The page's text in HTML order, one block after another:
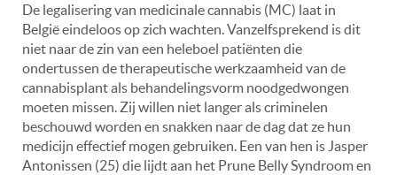
De legalisering van medicinale cannabis (MC) laat in
België eindeloos op zich wachten. Vanzelfsprekend is dit
niet naar de zin van een heleboel patiënten die
ondertussen de therapeutische werkzaamheid van de
cannabisplant als behandelingsvorm noodgedwongen
moeten missen. Zij willen niet langer als criminelen
beschouwd worden en snakken naar de dag dat ze hun
medicijn effectief mogen gebruiken. Een van hen is Jasper
Antonissen (25) die lijdt aan het Prune Belly Syndroom en